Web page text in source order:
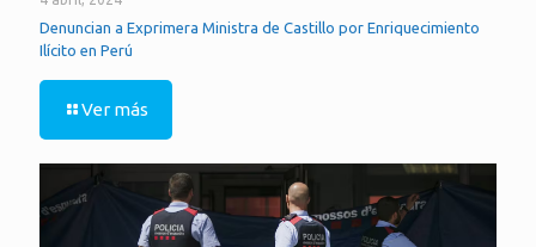
Denuncian a Exprimera Ministra de Castillo por Enriquecimiento
Ilícito en Perú
Ver más